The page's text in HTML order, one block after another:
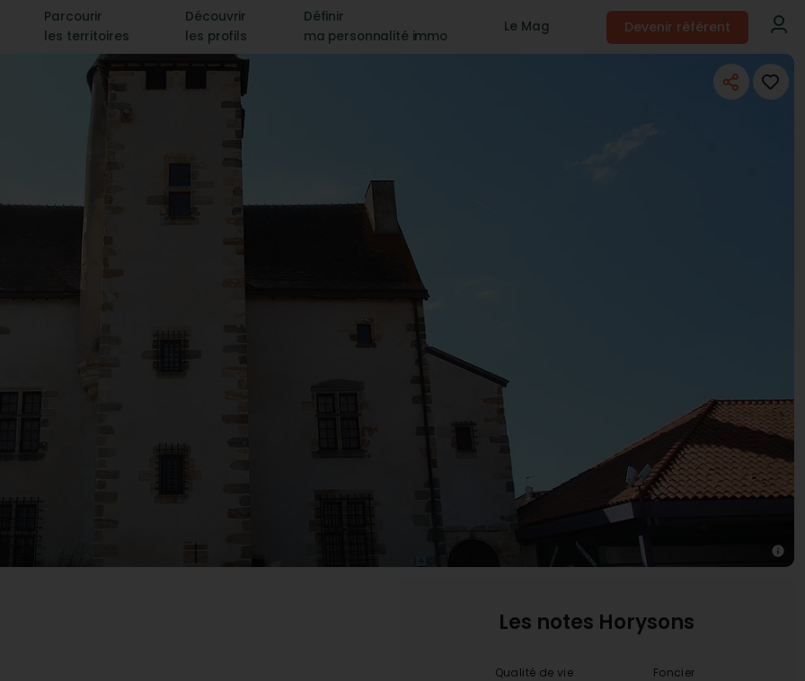
Parcourir
les territoires
Découvrir
les profils
Définir
ma personnalité immo
Le Mag Devenir référent
Les notes Horysons
Qualité de vie Foncier